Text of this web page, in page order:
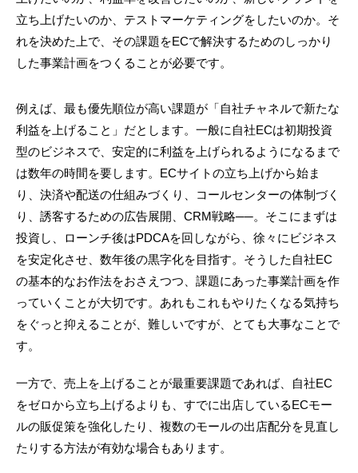
立ち上げたいのか、テストマーケティングをしたいのか。そ
れを決めた上で、その課題をECで解決するためのしっかり
した事業計画をつくることが必要です。
例えば、最も優先順位が高い課題が「自社チャネルで新たな
利益を上げること」だとします。一般に自社ECは初期投資
型のビジネスで、安定的に利益を上げられるようになるまで
は数年の時間を要します。ECサイトの立ち上げから始ま
り、決済や配送の仕組みづくり、コールセンターの体制づく
り、誘客するための広告展開、CRM戦略──。そこにまずは
投資し、ローンチ後はPDCAを回しながら、徐々にビジネス
を安定化させ、数年後の黒字化を目指す。そうした自社EC
の基本的なお作法をおさえつつ、課題にあった事業計画を作
っていくことが大切です。あれもこれもやりたくなる気持ち
をぐっと抑えることが、難しいですが、とても大事なことで
す。
一方で、売上を上げることが最重要課題であれば、自社EC
をゼロから立ち上げるよりも、すでに出店しているECモー
ルの販促策を強化したり、複数のモールの出店配分を見直し
たりする方法が有効な場合もあります。